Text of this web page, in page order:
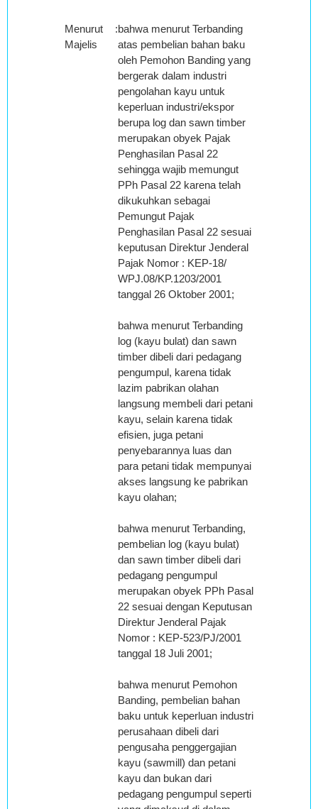
Menurut
Majelis
:bahwa menurut Terbanding
atas pembelian bahan baku
oleh Pemohon Banding yang
bergerak dalam industri
pengolahan kayu untuk
keperluan industri/ekspor
berupa log dan sawn timber
merupakan obyek Pajak
Penghasilan Pasal 22
sehingga wajib memungut
PPh Pasal 22 karena telah
dikukuhkan sebagai
Pemungut Pajak
Penghasilan Pasal 22 sesuai
keputusan Direktur Jenderal
Pajak Nomor : KEP-18/
WPJ.08/KP.1203/2001
tanggal 26 Oktober 2001;
bahwa menurut Terbanding
log (kayu bulat) dan sawn
timber dibeli dari pedagang
pengumpul, karena tidak
lazim pabrikan olahan
langsung membeli dari petani
kayu, selain karena tidak
efisien, juga petani
penyebarannya luas dan
para petani tidak mempunyai
akses langsung ke pabrikan
kayu olahan;
bahwa menurut Terbanding,
pembelian log (kayu bulat)
dan sawn timber dibeli dari
pedagang pengumpul
merupakan obyek PPh Pasal
22 sesuai dengan Keputusan
Direktur Jenderal Pajak
Nomor : KEP-523/PJ/2001
tanggal 18 Juli 2001;
bahwa menurut Pemohon
Banding, pembelian bahan
baku untuk keperluan industri
perusahaan dibeli dari
pengusaha penggergajian
kayu (sawmill) dan petani
kayu dan bukan dari
pedagang pengumpul seperti